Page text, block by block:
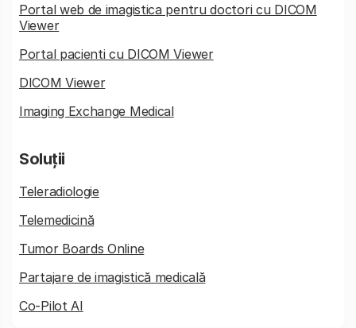
Portal web de imagistica pentru doctori cu DICOM
Viewer
Portal pacienti cu DICOM Viewer
DICOM Viewer
Imaging Exchange Medical
Soluții
Teleradiologie
Telemedicină
Tumor Boards Online
Partajare de imagistică medicală
Co-Pilot AI